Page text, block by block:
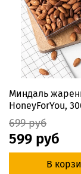
Миндаль
HoneyForYou,
699 руб
599 руб
В